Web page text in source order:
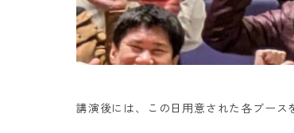
講演後には、この日用意された各ブース